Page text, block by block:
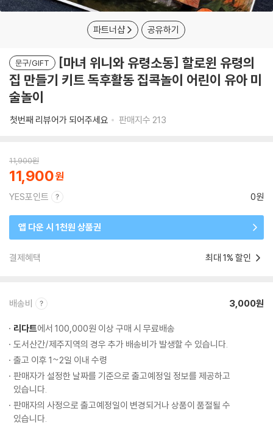
파트너샵 공유하기
문구/GIFT
[마녀 위니와 유령소동] 할로윈 유령의
집 만들기 키트 독후활동 집콕놀이 어린이 유아 미
술놀이
첫번째 리뷰어가 되어주세요 판매지수 213
11,900원
11,900
YES포인트 0원
앱 다운 시 1천원 상품권
결제혜택 최대 1% 할인
배송비 3,000원
리다트에서 100,000원 이상 구매 시 무료배송
도서산간/제주지역의 경우 추가 배송비가 발생할 수 있습니다.
출고 이후 1~2일 이내 수령
판매자가 설정한 날짜를 기준으로 출고예정일 정보를 제공하고
있습니다.
판매자의 사정으로 출고예정일이 변경되거나 상품이 품절될 수
있습니다.